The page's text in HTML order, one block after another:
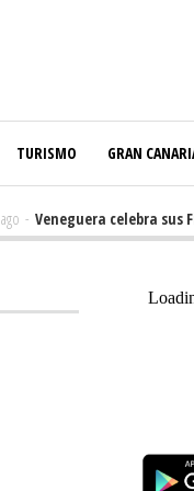
TURISMO GRAN
Veneguera celebra sus